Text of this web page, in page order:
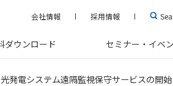
会社情報 採用情報
ダウンロード セミナー・イベ
発電システム遠隔監視保守サービスの開